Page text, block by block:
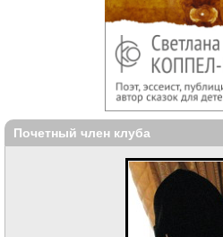
Почетный член клуба